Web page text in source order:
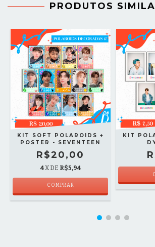
PRODUTOS
KIT SOFT POLAROIDS +
POSTER - SEVENTEEN
R$20,00
4X DE R$5,94
COMPRAR
KIT